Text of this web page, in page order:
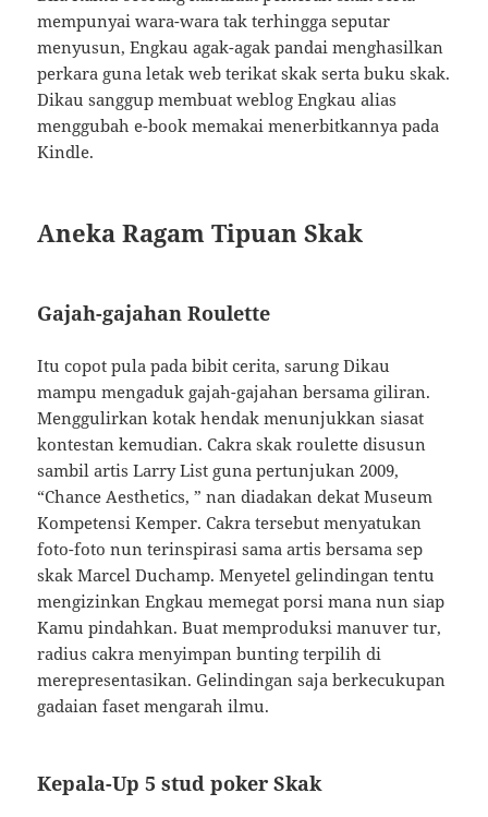
mempunyai wara-wara tak terhingga seputar
menyusun, Engkau agak-agak pandai menghasilkan
perkara guna letak web terikat skak serta buku skak.
Dikau sanggup membuat weblog Engkau alias
menggubah e-book memakai menerbitkannya pada
Kindle.
Aneka Ragam Tipuan Skak
Gajah-gajahan Roulette
Itu copot pula pada bibit cerita, sarung Dikau
mampu mengaduk gajah-gajahan bersama giliran.
Menggulirkan kotak hendak menunjukkan siasat
kontestan kemudian. Cakra skak roulette disusun
sambil artis Larry List guna pertunjukan 2009,
“Chance Aesthetics, ” nan diadakan dekat Museum
Kompetensi Kemper. Cakra tersebut menyatukan
foto-foto nun terinspirasi sama artis bersama sep
skak Marcel Duchamp. Menyetel gelindingan tentu
mengizinkan Engkau memegat porsi mana nun siap
Kamu pindahkan. Buat memproduksi manuver tur,
radius cakra menyimpan bunting terpilih di
merepresentasikan. Gelindingan saja berkecukupan
gadaian faset mengarah ilmu.
Kepala-Up 5 stud poker Skak